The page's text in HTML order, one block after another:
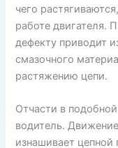
чего
работе двигателя.
дефекту приводит
смазочного
растяжению цепи.
Отчасти в
водитель.
изнашивает